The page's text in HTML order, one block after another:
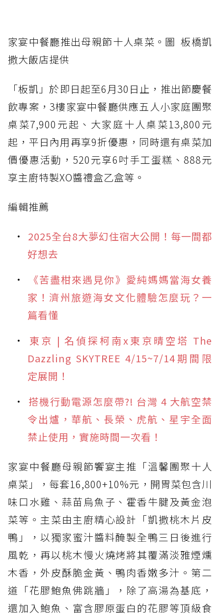
家宴中餐廳推出母親節十人桌菜。圖 板橋凱
撒大飯店提供
「板凱」於即日起至6月30日止，推出節慶餐
飲專案，3樓家宴中餐廳供應五人小家庭團聚
桌菜7,900元起、大家庭十人桌菜13,800元
起，平日內用再享9折優惠，同時還有桌菜加
價優惠活動，520元享6吋手工蛋糕、888元
享主廚特製XO醬禮盒乙盒等。
編輯推薦
2025全台8大夢幻住宿大公開！每一間都
好想去
《苦盡柑來遇見你》愛純媽媽當海女養
家！濟州旅遊海女文化體驗怎麼玩？一
篇看懂
東京 | 名偵探柯南x東京晴空塔 The
Dazzling SKYTREE 4/15~7/14期間限
定展開！
搭機行動電源怎麼帶?! 台灣 4 大航空禁
令出爐，華航、長榮、虎航、星宇全面
禁止使用，實施時間一次看！
家宴中餐廳母親節饗宴主推「溫馨團聚十人
桌菜」，每套16,800+10%元，開胃菜包含川
味口水雞、蒜苗烏魚子、霍香牛腱及黃金泡
菜等。主菜由主廚精心設計「凱撒桃木片皮
鴨」，以獨家蜜汁醬料醃製全鴨三日後進行
風乾，再以桃木慢火燒烤將其覆滿淡雅煙燻
木香，外皮酥脆金黃、鴨肉香嫩多汁。第二
道「花膠鮑魚佛跳牆」，除了高湯為基底，
還加入鮑魚、富含膠原蛋白的花膠等頂級食